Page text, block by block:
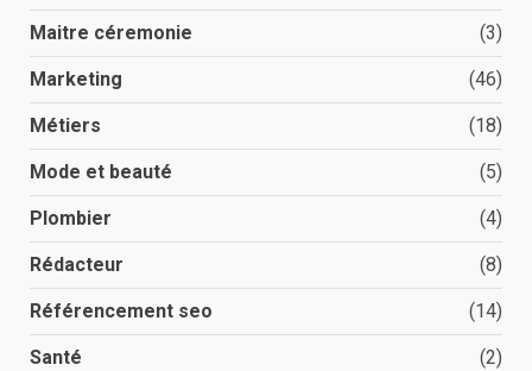
Maitre céremonie (3)
Marketing (46)
Métiers (18)
Mode et beauté (5)
Plombier (4)
Rédacteur (8)
Référencement seo (14)
Santé (2)